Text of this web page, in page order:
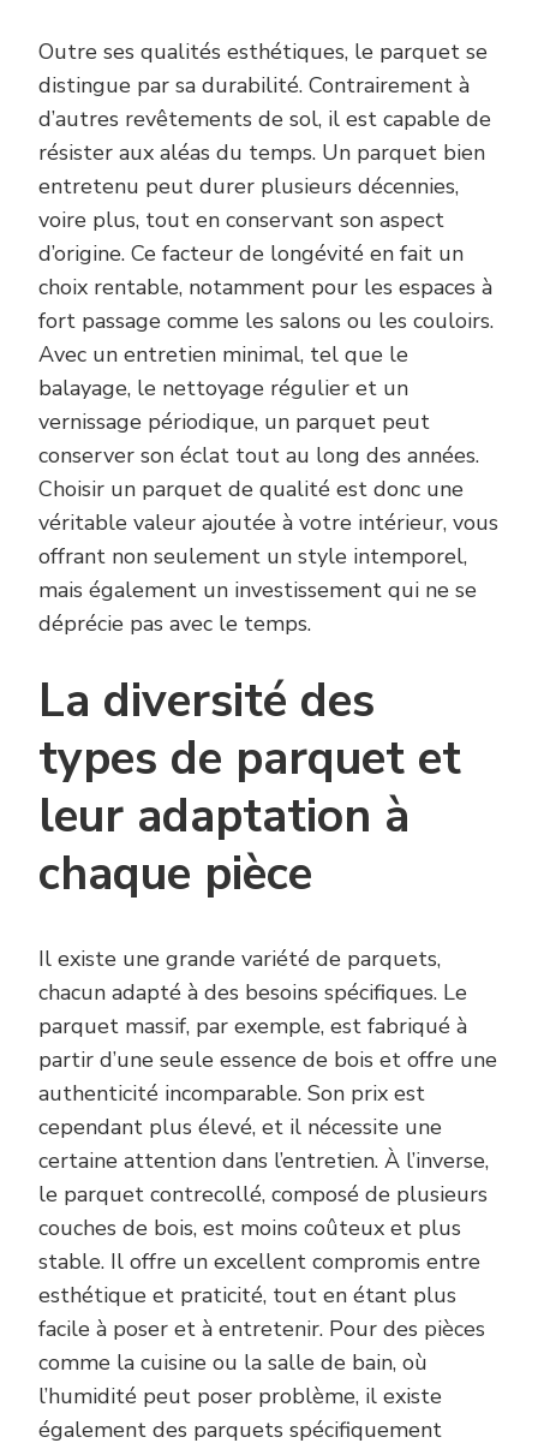
Outre ses qualités esthétiques, le parquet se
distingue par sa durabilité. Contrairement à
d’autres revêtements de sol, il est capable de
résister aux aléas du temps. Un parquet bien
entretenu peut durer plusieurs décennies,
voire plus, tout en conservant son aspect
d’origine. Ce facteur de longévité en fait un
choix rentable, notamment pour les espaces à
fort passage comme les salons ou les couloirs.
Avec un entretien minimal, tel que le
balayage, le nettoyage régulier et un
vernissage périodique, un parquet peut
conserver son éclat tout au long des années.
Choisir un parquet de qualité est donc une
véritable valeur ajoutée à votre intérieur, vous
offrant non seulement un style intemporel,
mais également un investissement qui ne se
déprécie pas avec le temps.
La diversité des
types de parquet et
leur adaptation à
chaque pièce
Il existe une grande variété de parquets,
chacun adapté à des besoins spécifiques. Le
parquet massif, par exemple, est fabriqué à
partir d’une seule essence de bois et offre une
authenticité incomparable. Son prix est
cependant plus élevé, et il nécessite une
certaine attention dans l’entretien. À l’inverse,
le parquet contrecollé, composé de plusieurs
couches de bois, est moins coûteux et plus
stable. Il offre un excellent compromis entre
esthétique et praticité, tout en étant plus
facile à poser et à entretenir. Pour des pièces
comme la cuisine ou la salle de bain, où
l’humidité peut poser problème, il existe
également des parquets spécifiquement